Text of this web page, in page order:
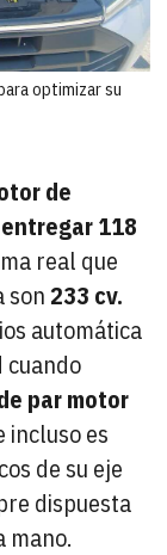
optimizar su
de
118
real que
son233 cv.
automática
cuando
par motor
incluso es
de su eje
dispuesta
mano.